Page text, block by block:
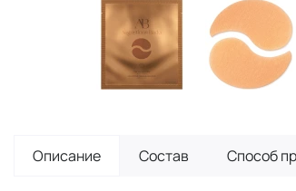
Описание Состав Способ